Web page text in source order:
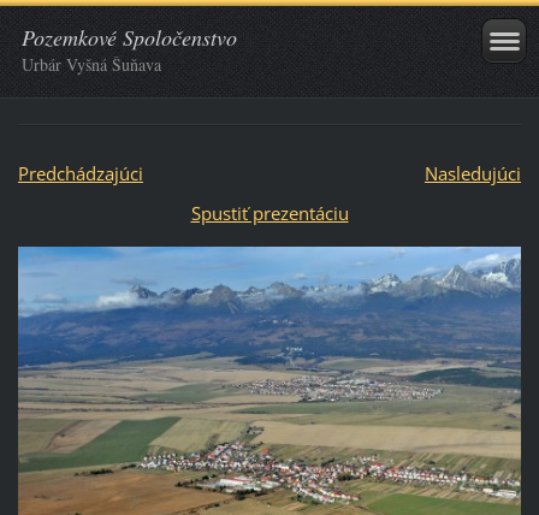
Pozemkové Spoločenstvo
Urbár Vyšná Šuňava
Predchádzajúci
Nasledujúci
Spustiť prezentáciu